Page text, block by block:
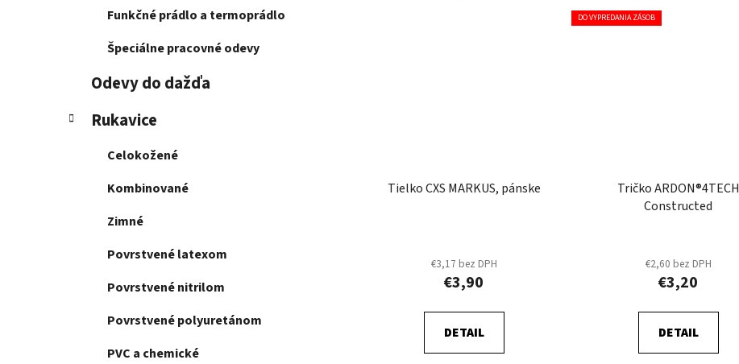
Funkčné prádlo a termoprádlo
Špeciálne pracovné odevy
Odevy do dažďa
Rukavice
Celokožené
Kombinované
Zimné
Povrstvené latexom
Povrstvené nitrilom
Povrstvené polyuretánom
PVC a chemické
Tielko CXS MARKUS, pánske
€3,17 bez DPH
€3,90
DETAIL
DO VYPREDANIA ZÁSOB
Tričko ARDON®4TECH
Constructed
€2,60 bez DPH
€3,20
DETAIL